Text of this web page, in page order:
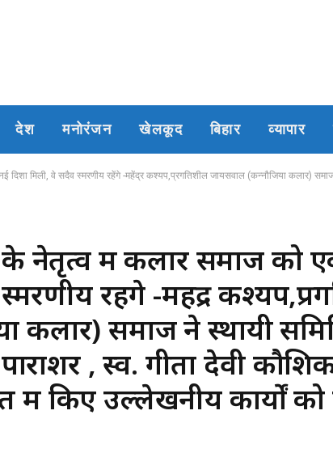
देश मनोरंजन खेलकूद बिहार व्यापार
मिली, वे सदैव स्मरणीय रहेंगे -महेंद्र कश्यप,प्रगतिशील जायसवाल (कन्नौजिया कलार) समाज ने
के नेतृत्व में कलार समाज को
रहेंगे -महेंद्र
कलार) समाज ने स्थायी
, स्व. गीता देवी
में किए उल्लेखनीय कार्यों को